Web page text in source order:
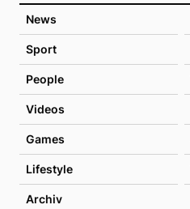
News
Sport
People
Videos
Games
Lifestyle
Archiv